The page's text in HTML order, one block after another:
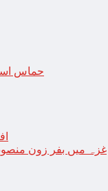
حماس اسرائیل جنگ،2ماہ مکمل: غزہ
غزہ میں بفر زون